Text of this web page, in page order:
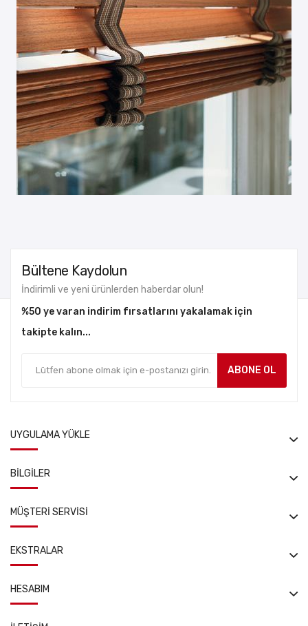
Bültene Kaydolun
İndirimli ve yeni ürünlerden haberdar olun!
%50 ye varan indirim fırsatlarını yakalamak için
takipte kalın...
ABONE OL
UYGULAMA YÜKLE
BILGILER
MÜŞTERI SERVISI
EKSTRALAR
HESABIM